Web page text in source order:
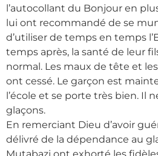
l’autocollant du Bonjour en
lui ont recommandé de se
d’utiliser de temps en temps
temps après, la santé de leur
normal. Les maux de tête et
ont cessé. Le garçon est
l’école et se porte très bien. Il
glaçons.
En remerciant Dieu d’avoir
délivré de la dépendance au